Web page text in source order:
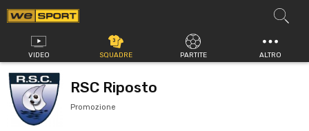
Vai
al
contenuto
VIDEO SQUADRE PARTITE ALTRO
RSC Riposto
Promozione